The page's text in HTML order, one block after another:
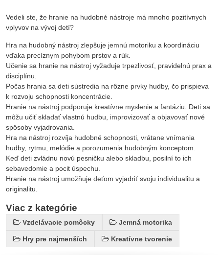
Vedeli ste, že hranie na hudobné nástroje má mnoho pozitívnych
vplyvov na vývoj detí?
Hra na hudobný nástroj zlepšuje jemnú motoriku a koordináciu
vďaka precíznym pohybom prstov a rúk.
Učenie sa hranie na nástroj vyžaduje trpezlivosť, pravidelnú prax a
disciplínu.
Počas hrania sa deti sústredia na rôzne prvky hudby, čo prispieva
k rozvoju schopnosti koncentrácie.
Hranie na nástroj podporuje kreatívne myslenie a fantáziu. Deti sa
môžu učiť skladať vlastnú hudbu, improvizovať a objavovať nové
spôsoby vyjadrovania.
Hra na nástroj rozvíja hudobné schopnosti, vrátane vnímania
hudby, rytmu, melódie a porozumenia hudobným konceptom.
Keď deti zvládnu novú pesničku alebo skladbu, posilní to ich
sebavedomie a pocit úspechu.
Hranie na nástroj umožňuje deťom vyjadriť svoju individualitu a
originalitu.
Viac z kategórie
Vzdelávacie pomôcky Jemná motorika
Hry pre najmenších Kreatívne tvorenie